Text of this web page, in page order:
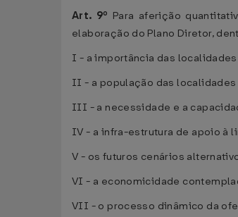
Art. 9º Para aferição
elaboração do Plano Diretor,
I - a importância das
II - a população das
III - a necessidade e a
IV - a infra-estrutura de apoio à
V - os futuros cenários
VI - a economicidade
VII - o processo dinâmico da